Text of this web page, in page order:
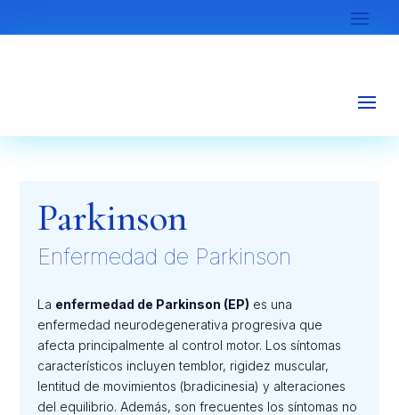
Parkinson
Enfermedad de Parkinson
La enfermedad de Parkinson (EP) es una
enfermedad neurodegenerativa progresiva que
afecta principalmente al control motor. Los síntomas
característicos incluyen temblor, rigidez muscular,
lentitud de movimientos (bradicinesia) y alteraciones
del equilibrio. Además, son frecuentes los síntomas no